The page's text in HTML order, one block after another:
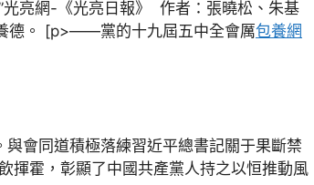
亮網-《光亮日報》 作者：張曉松、朱基
德。 [p>——黨的十九屆五中全會厲包養網
會同道積極落練習近平總書記關于果斷禁
揮霍，彰顯了中國共產黨人持之以恒推動風